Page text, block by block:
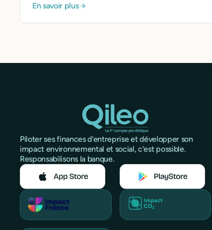
En savoir plus
Piloter ses finances d'entreprise et développer son
impact environnemental et social, c'est possible.
Responsabilisons la banque.